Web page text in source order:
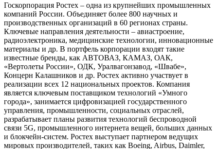
Госкорпорация Ростех – одна из крупнейших промышленных
компаний России. Объединяет более 800 научных и
производственных организаций в 60 регионах страны.
Ключевые направления деятельности – авиастроение,
радиоэлектроника, медицинские технологии, инновационные
материалы и др. В портфель корпорации входят такие
известные бренды, как АВТОВАЗ, КАМАЗ, ОАК,
«Вертолеты России», ОДК, Уралвагонзавод, «Швабе»,
Концерн Калашников и др. Ростех активно участвует в
реализации всех 12 национальных проектов. Компания
является ключевым поставщиком технологий «Умного
города», занимается цифровизацией государственного
управления, промышленности, социальных отраслей,
разрабатывает планы развития технологий беспроводной
связи 5G, промышленного интернета вещей, больших данных
и блокчейн-систем. Ростех выступает партнером ведущих
мировых производителей, таких как Boeing, Airbus, Daimler,